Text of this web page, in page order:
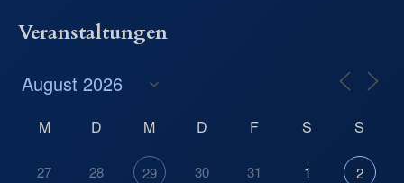
Veranstaltungen
M D M D F S S
27 28 29 30 31 1 2